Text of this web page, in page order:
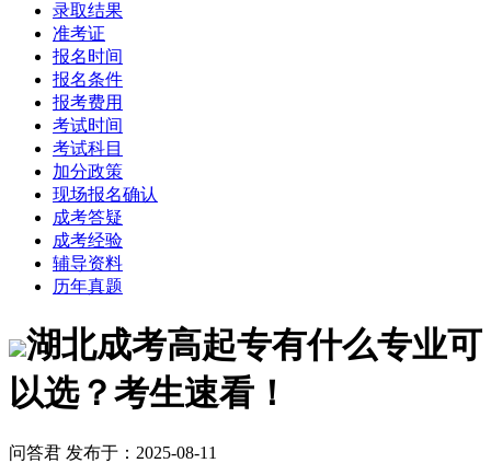
录取结果
准考证
报名时间
报名条件
报考费用
考试时间
考试科目
加分政策
现场报名确认
成考答疑
成考经验
辅导资料
历年真题
湖北成考高起专有什么专业可
以选？考生速看！
问答君 发布于：2025-08-11